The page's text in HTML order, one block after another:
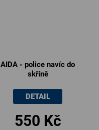
AIDA - police navíc do
skříně
550 Kč
DETAIL